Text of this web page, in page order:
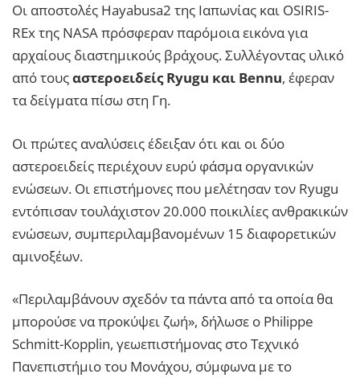
Οι αποστολές Hayabusa2 της Ιαπωνίας και OSIRIS-
REx της NASA πρόσφεραν παρόμοια εικόνα για
αρχαίους διαστημικούς βράχους. Συλλέγοντας υλικό
από τουςαστεροειδείς Ryugu και Bennu, έφεραν
τα δείγματα πίσω στη Γη.
Οι πρώτες αναλύσεις έδειξαν ότι και οι δύο
αστεροειδείς περιέχουν ευρύ φάσμα οργανικών
ενώσεων. Οι επιστήμονες που μελέτησαν τον Ryugu
εντόπισαν τουλάχιστον 20.000 ποικιλίες ανθρακικών
ενώσεων, συμπεριλαμβανομένων 15 διαφορετικών
αμινοξέων.
«Περιλαμβάνουν σχεδόν τα πάντα από τα οποία θα
μπορούσε να προκύψει ζωή», δήλωσε ο Philippe
Schmitt-Kopplin, γεωεπιστήμονας στο Τεχνικό
Πανεπιστήμιο του Μονάχου, σύμφωνα με το